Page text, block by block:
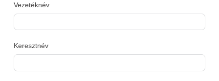
Vezetéknév
Keresztnév